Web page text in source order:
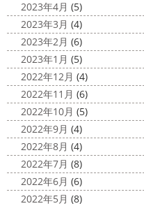
カ陽気になり過ごしやすく
お知らせをさせていただ
ト神奈川営業所様より優
このよ ...
に終わってしまう～
今
トもなくなり淋しいです
えしたマービスタ ...
2020/
ウェッ
門店＊
こんにち
が、明日は祝日です
今
さて、先日のブログで書
ットが完成しました
ゃんも一緒にパチリ
2023年4月 (5)
2023年3月 (4)
2023年2月 (6)
2023年1月 (5)
2022年12月 (4)
2022年11月 (6)
2022年10月 (5)
2022年9月 (4)
2022年8月 (4)
2022年7月 (8)
2022年6月 (6)
2022年5月 (8)